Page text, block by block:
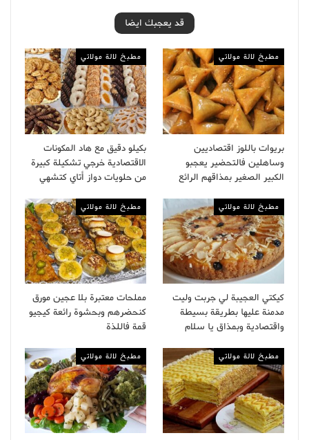
قد يعجبك ايضا
مطبخ لالة مولاتي
بريوات باللوز اقتصاديين
وساهلين فالتحضير يعجبو
الكبير الصغير بمذاقهم الرائع
مطبخ لالة مولاتي
بكيلو دقيق مع هاد المكونات
الاقتصادية خرجي تشكيلة كبيرة
من حلويات دواز أتاي كتشهي
مطبخ لالة مولاتي
كيكتي العجيبة لي جربت وليت
مدمنة عليها بطريقة بسيطة
واقتصادية وبمذاق يا سلام
مطبخ لالة مولاتي
مملحات معتبرة بلا عجين مورق
كنحضرهم وبحشوة رائعة كيجيو
قمة فاللذة
مطبخ لالة مولاتي مطبخ لالة مولاتي